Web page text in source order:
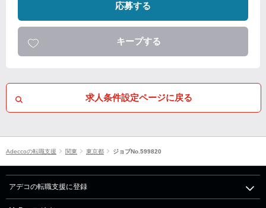
応募する
キープする
求人条件設定ページに戻る
Adeccoの転職支援 関東 東京都 ジョブNo.599820
アデコの転職支援に登録